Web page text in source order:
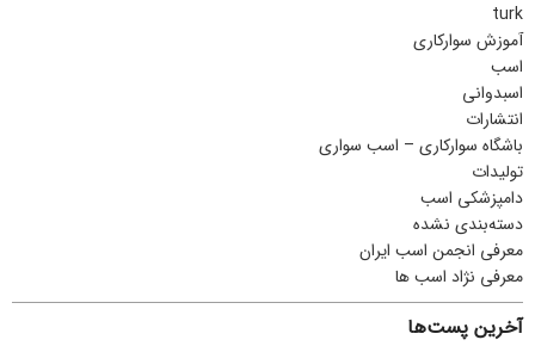
turk
آموزش سوارکاری
اسب
اسبدوانی
انتشارات
باشگاه سوارکاری – اسب سواری
تولیدات
دامپزشکی اسب
دسته‌بندی نشده
معرفی انجمن اسب ایران
معرفی نژاد اسب ها
آخرین پست‌ها